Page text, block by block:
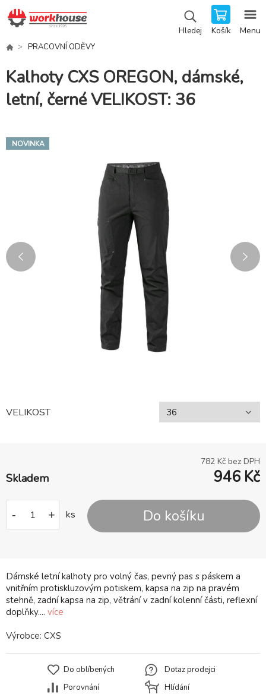
Hledej Košík Menu
PRACOVNÍ ODĚVY
Kalhoty CXS OREGON, dámské,
letní, černé VELIKOST: 36
NOVINKA
Dámské letní kalhoty pro volný čas, pevný pas s páskem a
vnitřním protiskluzovým potiskem, kapsa na zip na pravém
stehně, zadní kapsa na zip, větrání v zadní kolenní části, reflexní
doplňky.... více
VELIKOST
782 Kč bez DPH
Skladem 946 Kč
- + ks Do košíku
Výrobce: CXS
Do oblíbených
Porovnání
Dotaz prodejci
Hlídání